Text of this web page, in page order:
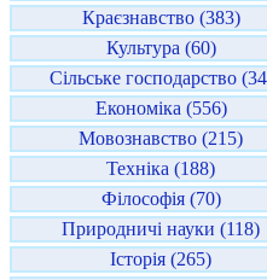
Краєзнавство (383)
Культура (60)
Сільське господарство
Економіка (556)
Мовознавство (215)
Техніка (188)
Філософія (70)
Природничі науки (118)
Історія (265)